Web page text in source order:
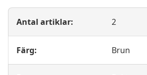
Antal artiklar: 2
Färg: Brun